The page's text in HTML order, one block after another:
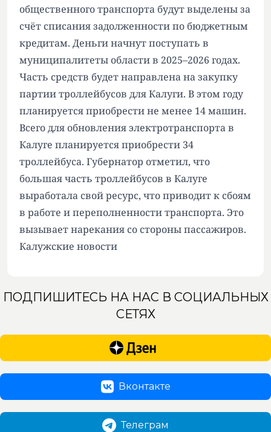
общественного транспорта будут выделены за
счёт списания задолженности по бюджетным
кредитам. Деньги начнут поступать в
муниципалитеты области в 2025–2026 годах.
Часть средств будет направлена на закупку
партии троллейбусов для Калуги. В этом году
планируется приобрести не менее 14 машин.
Всего для обновления электротранспорта в
Калуге планируется приобрести 34
троллейбуса. Губернатор отметил, что
большая часть троллейбусов в Калуге
выработала свой ресурс, что приводит к сбоям
в работе и переполненности транспорта. Это
вызывает нарекания со стороны пассажиров.
Калужские новости
ПОДПИШИТЕСЬ НА НАС В СОЦИАЛЬНЫХ
СЕТЯХ
Вконтакте
Телеграм